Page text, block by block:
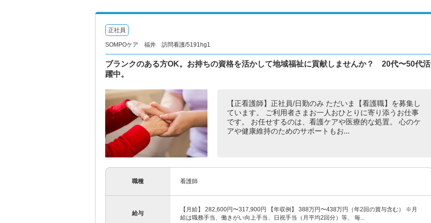
正社員
SOMPOケア 福井 訪問看護/5191hg1
ブランクのある方OK。お持ちの資格を活かして地域福祉に貢献しませんか？ 20代〜50代活
躍中。
【正看護師】正社員/日勤のみ ただいま【看護職】を募集し
ています。 ご利用者さまお一人おひとりに寄り添うお仕事
です。 お任せするのは、看護ケアや医療的な処置。 心のケ
アや健康維持のためのサポートもお...
職種 看護師
給与
【月給】 282,600円〜317,900円 【年収例】 388万円〜438万円（年2回の賞与含む） ※月
給は職務手当、働きがい向上手当、日祝手当（月平均2回分）等、 毎...